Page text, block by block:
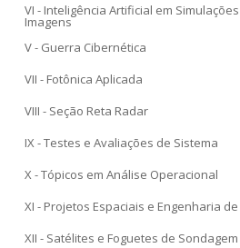
VI - Inteligência Artificial em
Imagens
V - Guerra Cibernética
VII - Fotônica Aplicada
VIII - Seção Reta Radar
IX - Testes e Avaliações de Sistema
X - Tópicos em Análise Operacional
XI - Projetos Espaciais e Engenharia de
XII - Satélites e Foguetes de Sondagem